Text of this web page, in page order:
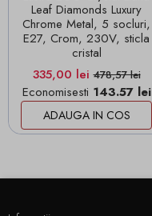
Leaf Diamonds Luxury
Chrome Metal, 5 socluri,
E27, Crom, 230V, sticla
cristal
Pret
335,00 leiPret de baza
478,57 lei
Economisesti 143.57 lei
ADAUGA IN COS